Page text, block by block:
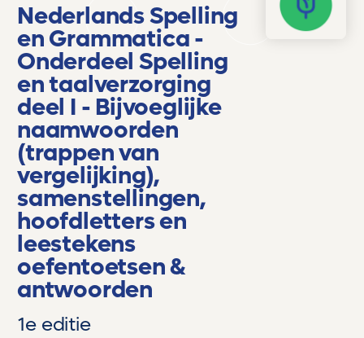
Nederlands Spelling
en Grammatica-
Onderdeel Spelling
en taalverzorging
deel I - Bijvoeglijke
naamwoorden
(trappen van
vergelijking),
samenstellingen,
hoofdletters en
leestekens
oefentoetsen &
antwoorden
1e editie